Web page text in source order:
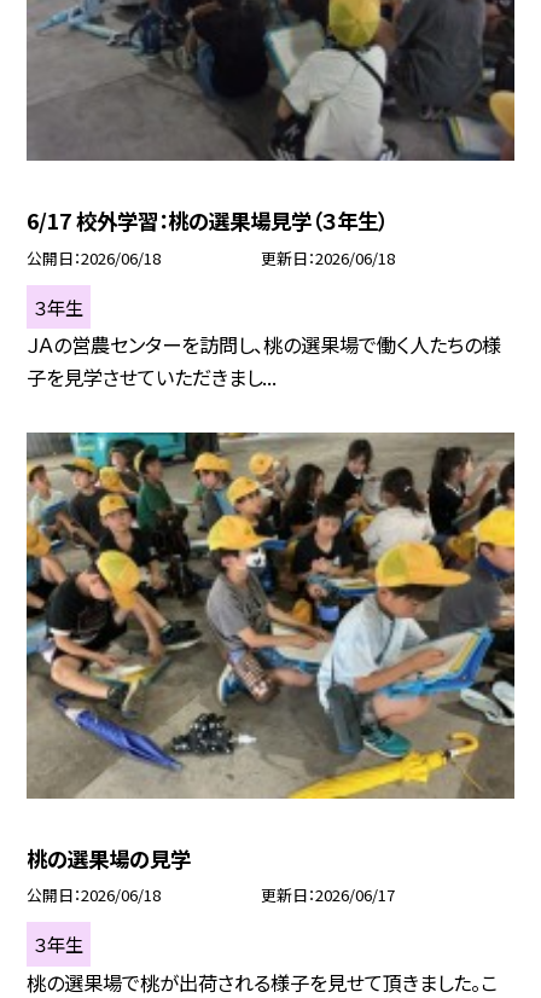
6/17 校外学習：桃の選果場見学（３年生）
公開日 2026/06/18 更新日 2026/06/18
３年生
ＪＡの営農センターを訪問し、桃の選果場で働く人たちの様
子を見学させていただきまし...
桃の選果場の見学
公開日 2026/06/18 更新日 2026/06/17
３年生
桃の選果場で桃が出荷される様子を見せて頂きました。こ